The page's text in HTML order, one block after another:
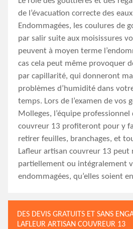
de l’évacuation correcte des
Endommagées, les coulures de
par salir suite aux moisissures
peuvent à moyen terme
cas cela peut même provoquer
par capillarité, qui donneront
problèmes d’humidité dans
temps. Lors de l’examen de vos
Molleges, l’équipe professionnel
couvreur 13 profiteront pour y
retirer feuilles, branchages, et
Lafleur artisan couvreur 13 peut
partiellement ou intégralement
endommagées, qu’elles soient
DES DEVIS GRATUITS ET SANS
LAFLEUR ARTISAN COUVREUR 13